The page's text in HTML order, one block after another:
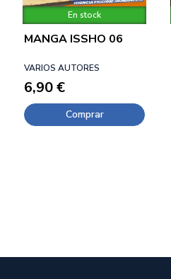
En stock
MANGA ISSHO 06
VARIOS AUTORES
6,90 €
Comprar